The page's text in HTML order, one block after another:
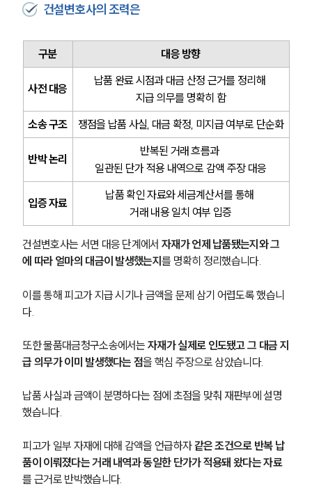
건설변호사의 조력은
구분 대응 방향
사전 대응
납품 완료 시점과 대금 산정 근거를 정리해
지급 의무를 명확히 함
소송 구조
쟁점을 납품 사실, 대금 확정, 미지급 여부로 단순화
반박 논리
반복된 거래 흐름과
일관된 단가 적용 내역으로 감액 주장 대응
입증 자료
납품 확인 자료와 세금계산서를 통해
거래 내용 일치 여부 입증
건설변호사는 서면 대응 단계에서 자재가 언제 납품됐는지와 그
에 따라 얼마의 대금이 발생했는지 를 명확히 정리했습니다.
이를 통해 피고가 지급 시기나 금액을 문제 삼기 어렵도록 했습니
다.
또한 물품대금청구소송에서는 자재가 실제로 인도됐고 그 대금 지
급 의무가 이미 발생했다는 점을 핵심 주장으로 삼았습니다.
납품 사실과 금액이 분명하다는 점에 초점을 맞춰 재판부에 설명
했습니다.
피고가 일부 자재에 대해 감액을 언급하자 같은 조건으로 반복 납
품이 이뤄졌다는 거래 내역과 동일한 단가가 적용돼 왔다는 자료
를 근거로 반박했습니다.